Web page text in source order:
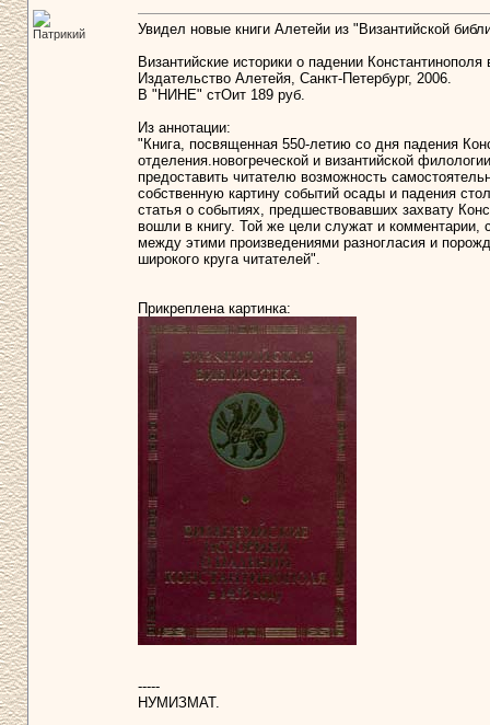
Патрикий
Увидел новые книги Алетейи из "Византийской
Византийские историки о падении Константинополя
Издательство Алетейя, Санкт-Петербург, 2006.
В "НИНЕ" стОит 189 руб.
Из аннотации:
"Книга, посвященная 550-летию со дня падения
отделения.новогреческой и византийской
предоставить читателю возможность
собственную картину событий осады и падения
статья о событиях, предшествовавших захвату
вошли в книгу. Той же цели служат и
между этими произведениями разногласия и
широкого круга читателей".
Прикреплена картинка:
-----
НУМИЗМАТ.